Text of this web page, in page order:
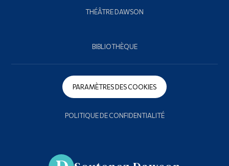
THÉÂTRE DAWSON
BIBLIOTHÈQUE
PARAMÈTRES DES COOKIES
POLITIQUE DE CONFIDENTIALITÉ